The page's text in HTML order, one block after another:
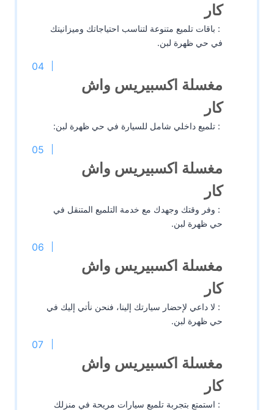
كار
: باقات تلميع متنوعة لتناسب احتياجاتك وميزانيتك
في حي ظهرة لبن.
مغسلة اكسبيريس واش
كار
: تلميع داخلي شامل للسيارة في حي ظهرة لبن:
مغسلة اكسبيريس واش
كار
: وفر وقتك وجهدك مع خدمة التلميع المتنقل في
حي ظهرة لبن.
مغسلة اكسبيريس واش
كار
: لا داعي لإحضار سيارتك إلينا، فنحن نأتي إليك في
حي ظهرة لبن.
مغسلة اكسبيريس واش
كار
: استمتع بتجربة تلميع سيارات مريحة في منزلك